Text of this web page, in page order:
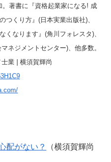
著書に『資格起業家になる! 成
つくり方』(日本実業出版社)、
くなります』(角川フォレスタ)、
ネジメントセンター)、他多数。
業 | 横須賀輝尚
配がない？
（横須賀輝尚